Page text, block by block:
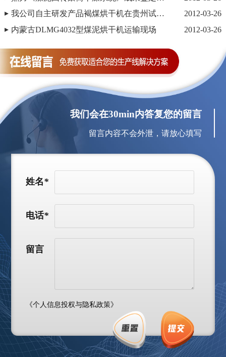
我公司自主研发产品褐煤烘干机在贵州试机成功
2012-03-26
内蒙古DLMG4032型煤泥烘干机运输现场
2012-03-26
我们会在30min内答复您的留言
留言内容不会外泄，请放心填写
姓名*
电话*
留言
《个人信息投权与隐私政策》